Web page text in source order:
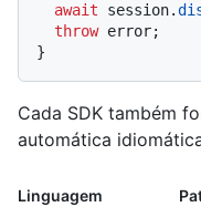
await session.
throw error;
Cada SDK também
automática
Linguagem